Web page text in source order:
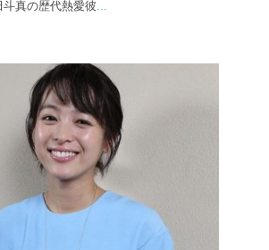
真の歴代熱愛彼